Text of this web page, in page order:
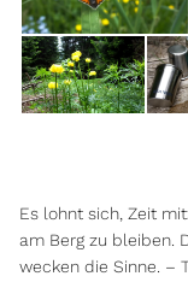
Es lohnt sich, Zeit
am Berg zu bleiben.
wecken die Sinne. –